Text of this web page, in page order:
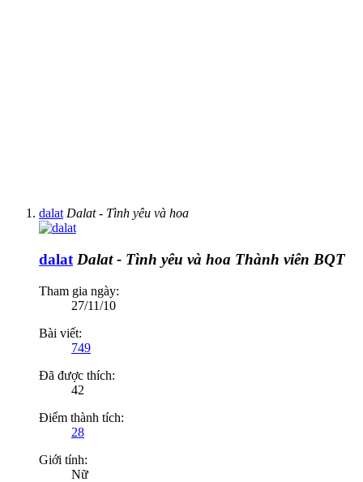
dalat Dalat - Tình yêu và hoa
dalat Dalat - Tình yêu và hoa Thành viên BQT
Tham gia ngày:
27/11/10
Bài viết:
749
Đã được thích:
42
Điểm thành tích:
28
Giới tính:
Nữ